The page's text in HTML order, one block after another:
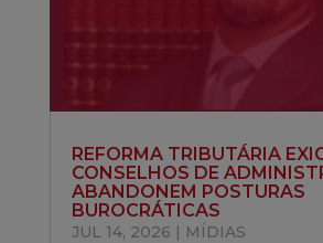
REFORMA TRIBUTÁRIA
CONSELHOS DE
ABANDONEM POSTURAS
BUROCRÁTICAS
JUL 14, 2026 | MÍDIAS